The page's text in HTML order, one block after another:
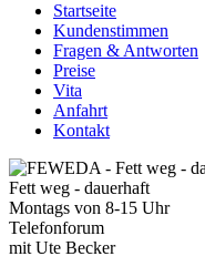
Startseite
Kundenstimmen
Fragen & Antworten
Preise
Vita
Anfahrt
Kontakt
Fett weg - dauerhaft
Montags von 8-15 Uhr
Telefonforum
mit Ute Becker